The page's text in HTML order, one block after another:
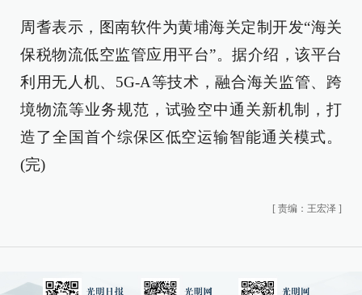
周耆表示，图南软件为黄埔海关定制开发“海关
保税物流低空监管应用平台”。据介绍，该平台
利用无人机、5G-A等技术，融合海关监管、跨
境物流等业务规范，试验空中通关新机制，打
造了全国首个综保区低空运输智能通关模式。
(完)
[ 责编：王宏泽 ]